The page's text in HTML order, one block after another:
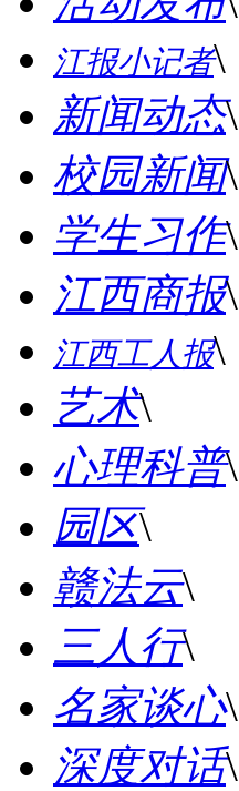
江报小记者\
新闻动态\
校园新闻\
学生习作\
江西商报\
江西工人报\
艺术\
心理科普\
园区\
赣法云\
三人行\
名家谈心\
深度对话\